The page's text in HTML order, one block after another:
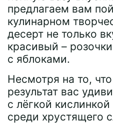
предлагаем вам
кулинарном
десерт не только
красивый –
с яблоками.
Несмотря на то,
результат вас
с лёгкой
среди хрустящего